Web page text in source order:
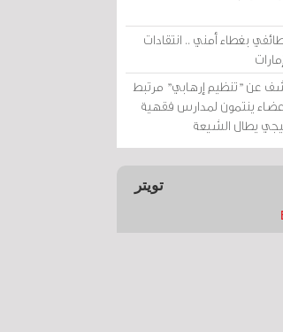
بغطاء أمني .. انتقادات
عن "تنظيم إرهابي" مرتبط
ينتمون لمدارس فقهية
يطال الشيعة
تويتر